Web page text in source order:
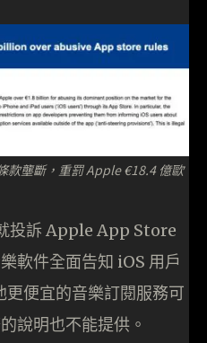
款壟斷，重罰 Apple €18.4 億歐
投訴 Apple App Store
軟件全面告知 iOS 用戶
便宜的音樂訂閱服務可
說明也不能提供。